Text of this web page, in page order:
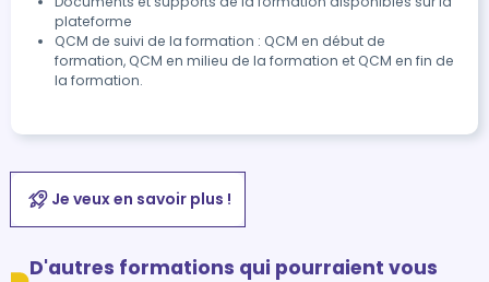
plateforme
QCM de suivi de la formation : QCM en début de
formation, QCM en milieu de la formation et QCM en fin de
la formation.
Je veux en savoir plus !
D'autres formations qui pourraient vous